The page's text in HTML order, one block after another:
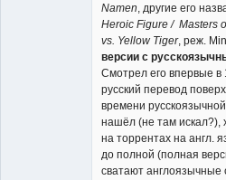
Namen, другие его
Heroic Figure / Masters
vs. Yellow Tiger, реж.
версии с
Смотрел его впервые в
русский перевод
времени
нашёл (не там искал?),
на торрентах на англ.
до полной (полная
сватают англоязычные